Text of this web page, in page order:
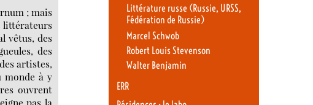
; mais
littérateurs
vêtus, des
des
artistes,
monde à y
ouvrent
pas la
Littérature russe (Russie, URSS,
Fédération de Russie)
Marcel Schwob
Robert Louis Stevenson
Walter Benjamin
ERR